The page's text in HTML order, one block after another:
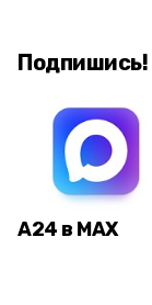
Подпишись!
А24 в MAX